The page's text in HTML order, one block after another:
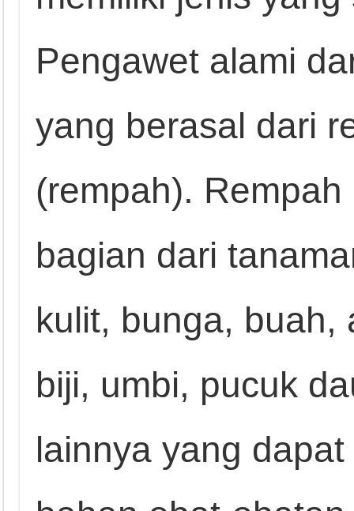
Pengawet alami
yang berasal dari
(rempah).
bagian dari
kulit, bunga, buah,
biji, umbi, pucuk
lainnya yang